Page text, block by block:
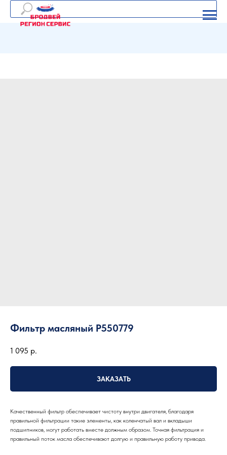
Фильтр масляный P550779
1 095 р.
ЗАКАЗАТЬ
Качественный фильтр обеспечивает чистоту внутри двигателя, благодаря
правильной фильтрации такие элементы, как коленчатый вал и вкладыши
подшипников, могут работать вместе должным образом. Точная фильтрация и
правильный поток масла обеспечивают долгую и правильную работу привода.